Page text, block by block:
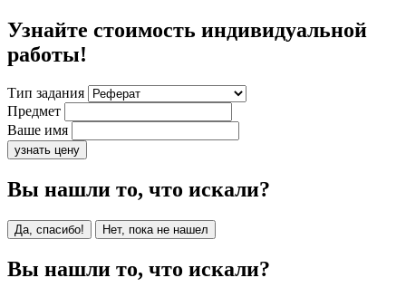
Узнайте стоимость индивидуальной
работы!
Тип задания
Предмет
Ваше имя
узнать цену
Вы нашли то, что искали?
Да, спасибо! Нет, пока не нашел
Вы нашли то, что искали?